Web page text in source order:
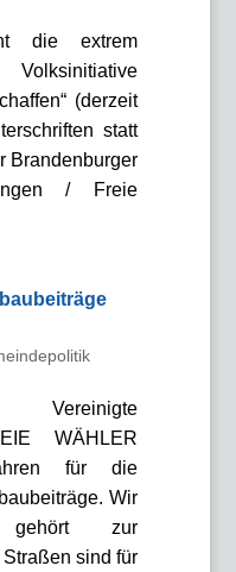
die extrem
(derzeit
statt
Brandenburger
/ Freie
WÄHLER
für die
Wir
gehört zur
sind für